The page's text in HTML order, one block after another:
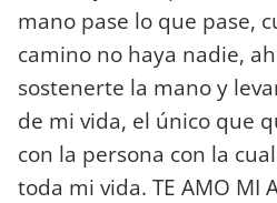
mano pase lo que pase,
camino no haya nadie,
sostenerte la mano y
de mi vida, el único que
con la persona con la
toda mi vida. TE AMO MI